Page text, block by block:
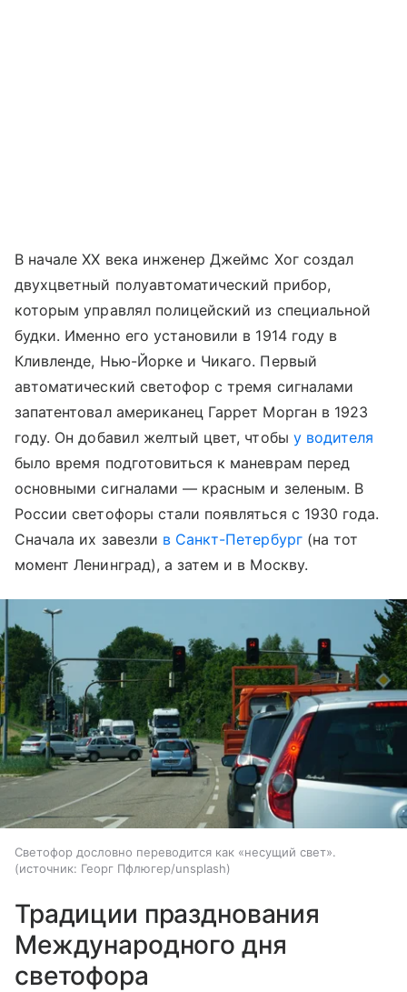
В начале XX века инженер Джеймс Хог создал
двухцветный полуавтоматический прибор,
которым управлял полицейский из специальной
будки. Именно его установили в 1914 году в
Кливленде, Нью-Йорке и Чикаго. Первый
автоматический светофор с тремя сигналами
запатентовал американец Гаррет Морган в 1923
году. Он добавил желтый цвет, чтобы у водителя
было время подготовиться к маневрам перед
основными сигналами — красным и зеленым. В
России светофоры стали появляться с 1930 года.
Сначала их завезли в Санкт-Петербург(на тот
момент Ленинград), а затем и в Москву.
Светофор дословно переводится как «несущий свет».
источник: Георг Пфлюгер/unsplash
Традиции празднования
Международного дня
светофора